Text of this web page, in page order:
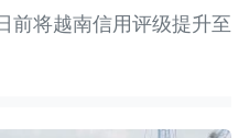
前将越南信用评级提升至